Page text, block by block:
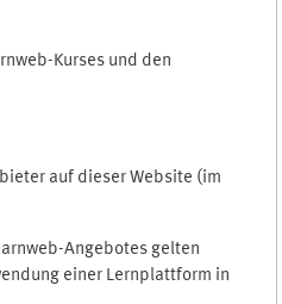
Kurses und den
auf dieser Website (im
Angebotes gelten
einer Lernplattform in